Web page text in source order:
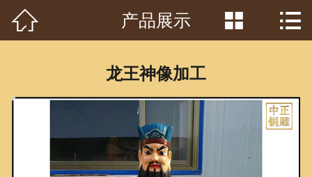
首页
产品中心
客户见证
 产品展示  
龙王神像加工